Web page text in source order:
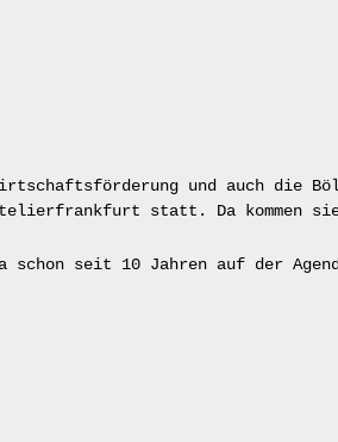
und auch die
statt. Da kommen
schon seit 10 Jahren auf der